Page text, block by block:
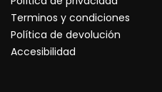
Terminos y condiciones
Política de devolución
Accesibilidad